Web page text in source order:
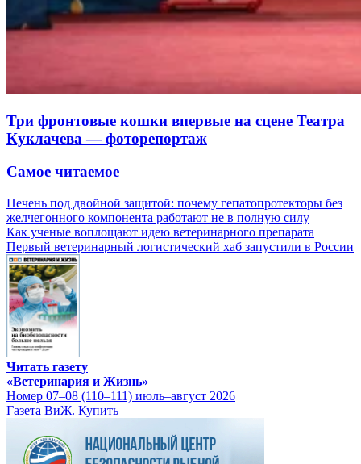
Три фронтовые кошки впервые на сцене Театра
Куклачева — фоторепортаж
Самое читаемое
Печень под двойной защитой: почему гепатопротекторы без
желчегонного компонента работают не в полную силу
Как ученые воплощают идею ветеринарного препарата
Первый ветеринарный логистический хаб запустили в России
Читать газету
«Ветеринария и Жизнь»
Номер 07–08 (110–111) июль–август 2026
Газета ВиЖ. Купить